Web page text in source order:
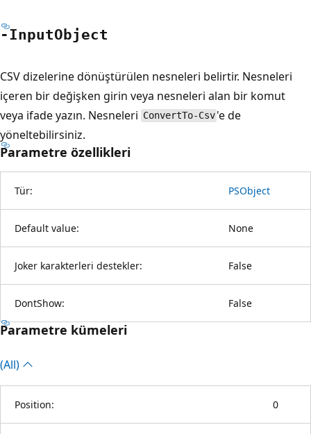
-InputObject
CSV dizelerine dönüştürülen nesneleri belirtir. Nesneleri
içeren bir değişken girin veya nesneleri alan bir komut
veya ifade yazın. Nesneleri ConvertTo-Csv 'e de
yöneltebilirsiniz.
Parametre özellikleri
Tür: PSObject
Default value: None
Joker karakterleri destekler: False
DontShow: False
Parametre kümeleri
(All)
Position: 0